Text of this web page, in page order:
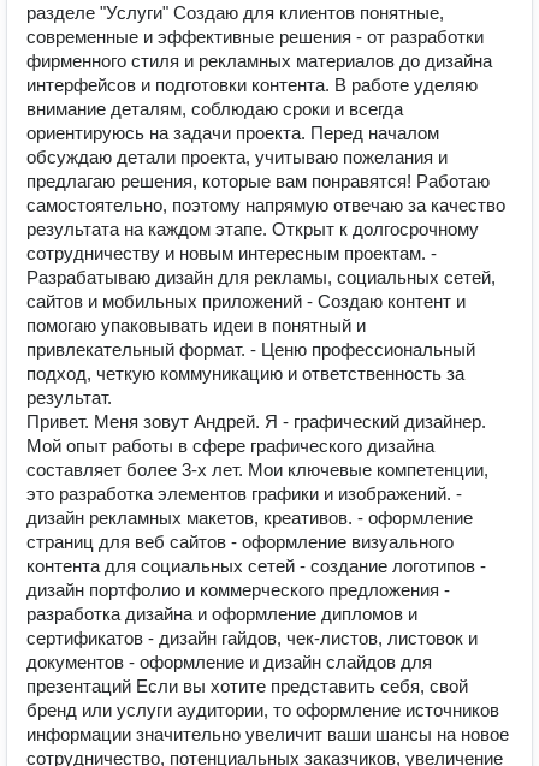
разделе "Услуги" Создаю для клиентов понятные,
современные и эффективные решения - от разработки
фирменного стиля и рекламных материалов до дизайна
интерфейсов и подготовки контента. В работе уделяю
внимание деталям, соблюдаю сроки и всегда
ориентируюсь на задачи проекта. Перед началом
обсуждаю детали проекта, учитываю пожелания и
предлагаю решения, которые вам понравятся! Работаю
самостоятельно, поэтому напрямую отвечаю за качество
результата на каждом этапе. Открыт к долгосрочному
сотрудничеству и новым интересным проектам. -
Разрабатываю дизайн для рекламы, социальных сетей,
сайтов и мобильных приложений - Создаю контент и
помогаю упаковывать идеи в понятный и
привлекательный формат. - Ценю профессиональный
подход, четкую коммуникацию и ответственность за
результат.
Привет. Меня зовут Андрей. Я - графический дизайнер.
Мой опыт работы в сфере графического дизайна
составляет более 3-х лет. Мои ключевые компетенции,
это разработка элементов графики и изображений. -
дизайн рекламных макетов, креативов. - оформление
страниц для веб сайтов - оформление визуального
контента для социальных сетей - создание логотипов -
дизайн портфолио и коммерческого предложения -
разработка дизайна и оформление дипломов и
сертификатов - дизайн гайдов, чек-листов, листовок и
документов - оформление и дизайн слайдов для
презентаций Если вы хотите представить себя, свой
бренд или услуги аудитории, то оформление источников
информации значительно увеличит ваши шансы на новое
сотрудничество, потенциальных заказчиков, увеличение